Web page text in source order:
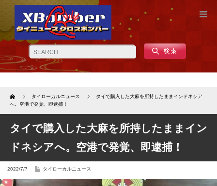
Home タイローカルニュース
タイで購入した大麻を所持したままインドネシア
へ。空港で発覚、即逮捕！
タイで購入した大麻を所持したままイン
ドネシアへ。空港で発覚、即逮捕！
2022/7/7 タイローカルニュース